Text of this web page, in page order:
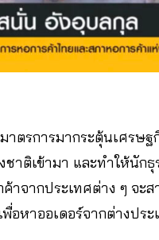
าตรการมากระตุ้นเศรษ
ชาติเข้ามา และทำให้นั
าจากประเทศต่าง ๆ จะ
อหาออเดอร์จากต่างประ